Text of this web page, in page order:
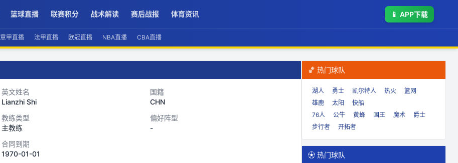
篮球直播 联赛积分 战术解读 赛后战报 体育资讯 📱 APP下载
意甲直播 法甲直播 欧冠直播 NBA直播 CBA直播
英文姓名
Lianzhi Shi
国籍
CHN
教练类型
主教练
偏好阵型
-
合同到期
1970-01-01
🏀 热门球队
湖人 勇士 凯尔特人 热火
篮网
雄鹿
太阳
快船
76人
公牛 黄蜂 国王 魔术
爵士
步行者
开拓者
⚽ 热门球队